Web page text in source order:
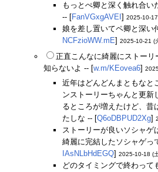
もっとぺ卿と深く触れ合
-- [FanVGxgAVEI ] 2025-10-
娘を差し置いてペ卿と深い
NCFzioWW.mE] 2025-10-21 (
正直こんなに綺麗にストー
知らないよ -- [w.m/KEovea6]
近年はどんどんまともなと
ンストーリーちゃんと更新
るところが増えたけど、昔
たしな -- [Q6oDBPUD2Xg]
ストーリーが良いソシャゲ
綺麗に完結したソシャゲっ
IAsNLbHdEGQ] 2025-10-18 (
どのタイミングで終わって